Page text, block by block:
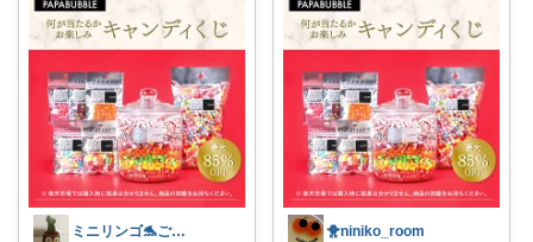
ミニリンゴ🐬ご縁に感謝🌻ありがとう 🐥niniko_room